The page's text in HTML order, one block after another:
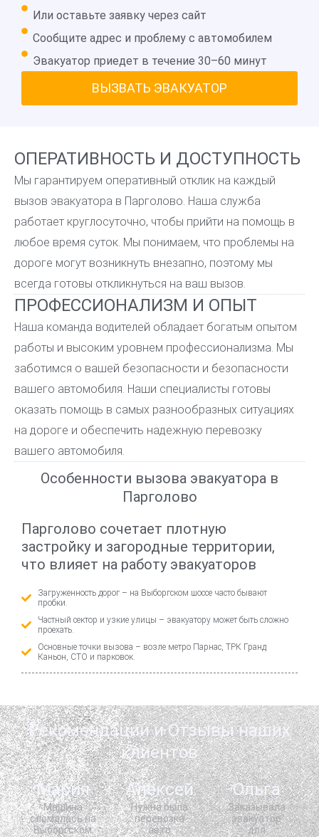
Или оставьте заявку через сайт
Сообщите адрес и проблему с автомобилем
Эвакуатор приедет в течение 30–60 минут
ВЫЗВАТЬ ЭВАКУАТОР
ОПЕРАТИВНОСТЬ И ДОСТУПНОСТЬ
Мы гарантируем оперативный отклик на каждый
вызов эвакуатора в Парголово. Наша служба
работает круглосуточно, чтобы прийти на помощь в
любое время суток. Мы понимаем, что проблемы на
дороге могут возникнуть внезапно, поэтому мы
всегда готовы откликнуться на ваш вызов.
ПРОФЕССИОНАЛИЗМ И ОПЫТ
Наша команда водителей обладает богатым опытом
работы и высоким уровнем профессионализма. Мы
заботимся о вашей безопасности и безопасности
вашего автомобиля. Наши специалисты готовы
оказать помощь в самых разнообразных ситуациях
на дороге и обеспечить надежную перевозку
вашего автомобиля.
Особенности вызова эвакуатора в
Парголово
Парголово сочетает плотную
застройку и загородные территории,
что влияет на работу эвакуаторов
Загруженность дорог – на Выборгском шоссе часто бывают
пробки.
Частный сектор и узкие улицы – эвакуатору может быть сложно
проехать.
Основные точки вызова – возле метро Парнас, ТРК Гранд
Каньон, СТО и парковок.
Рекомендации и Отзывы наших
клиентов
Мария
Машина
сломалась на
Выборгском
Алексей
Нужна была
перевозка
авто
Ольга
Заказывала
эвакуатор
для